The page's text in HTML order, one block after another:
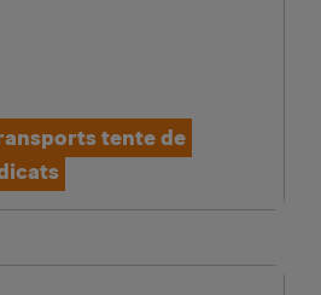
tente de